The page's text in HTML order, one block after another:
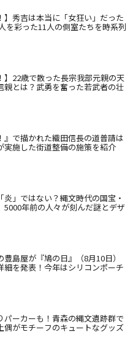
】秀吉は本当に「女狂い」だった
を彩った11人の側室たちを時系列
】22歳で散った長宗我部元親の天
親とは？武勇を奮った若武者の壮
』で描かれた織田信長の道普請は
実施した街道整備の施策を紹介
炎」ではない？縄文時代の国宝・
5000年前の人々が刻んだ謎とデザ
島屋が『鳩の日』（8月10日）
細を発表！今年はシリコンポーチ
パーカーも！青森の縄文遺跡群で
偶がモチーフのキュートなグッズ